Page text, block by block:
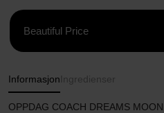
Beautiful Price
Informasjon Ingredienser
OPPDAG COACH DREAMS